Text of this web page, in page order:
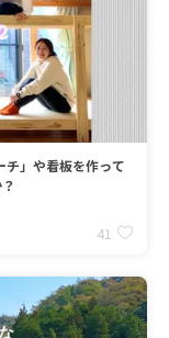
チ」や看板を作って
41